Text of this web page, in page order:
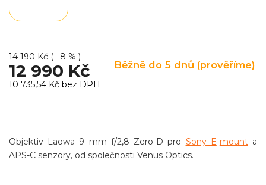
14 190 Kč ( –8 % )
12 990 Kč Běžně do 5 dnů (prověříme)
10 735,54 Kč bez DPH
cena:
Objektiv Laowa 9 mm f/2,8 Zero-D pro Sony E-mounta
APS-C senzory, od společnosti Venus Optics.